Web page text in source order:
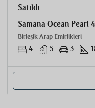
Satıldı
Samana Ocean Pearl
Birleşik Arap Emirlikleri
4 5 3